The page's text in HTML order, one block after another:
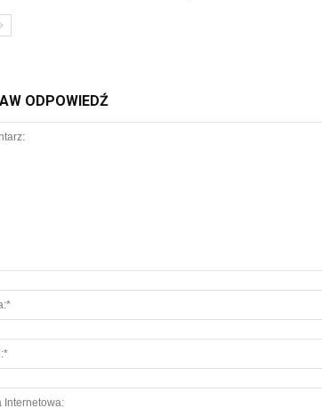
ODPOWIEDŹ